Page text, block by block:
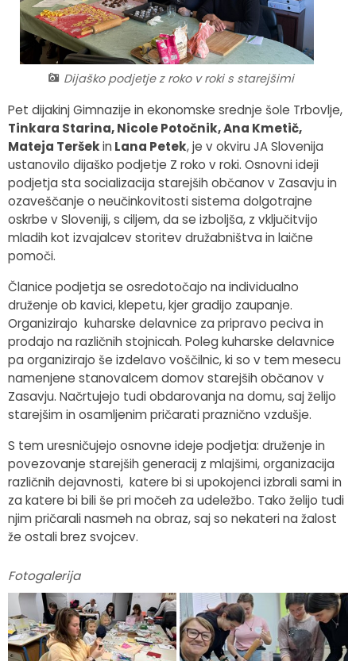
Dijaško podjetje z roko v roki s starejšimi
Pet dijakinj Gimnazije in ekonomske srednje šole Trbovlje,
Tinkara Starina, Nicole Potočnik, Ana Kmetič,
Mateja Teršekin Lana Petek, je v okviru JA Slovenija
ustanovilo dijaško podjetje Z roko v roki. Osnovni ideji
podjetja sta socializacija starejših občanov v Zasavju in
ozaveščanje o neučinkovitosti sistema dolgotrajne
oskrbe v Sloveniji, s ciljem, da se izboljša, z vključitvijo
mladih kot izvajalcev storitev družabništva in laične
pomoči.
Članice podjetja se osredotočajo na individualno
druženje ob kavici, klepetu, kjer gradijo zaupanje.
Organizirajo kuharske delavnice za pripravo peciva in
prodajo na različnih stojnicah. Poleg kuharske delavnice
pa organizirajo še izdelavo voščilnic, ki so v tem mesecu
namenjene stanovalcem domov starejših občanov v
Zasavju. Načrtujejo tudi obdarovanja na domu, saj želijo
starejšim in osamljenim pričarati praznično vzdušje.
S tem uresničujejo osnovne ideje podjetja: druženje in
povezovanje starejših generacij z mlajšimi, organizacija
različnih dejavnosti, katere bi si upokojenci izbrali sami in
za katere bi bili še pri močeh za udeležbo. Tako želijo tudi
njim pričarali nasmeh na obraz, saj so nekateri na žalost
že ostali brez svojcev.
Fotogalerija
Fotogalerija
Občinska volilna komisija
Medobčinski inšpektorat in redarstvo
Koledar dogodkov
Zapore cest
Okoljski podatki
Lokalne volitve
Strateški dokumenti
Katalog informacij javnega značaja